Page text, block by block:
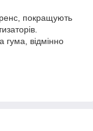
покращують
гума, відмінно